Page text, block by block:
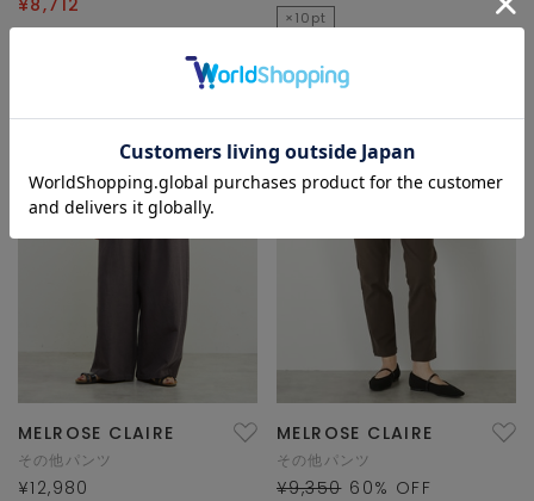
¥8,712
×10pt
MELROSE CLAIRE
その他パンツ
¥12,980
MELROSE CLAIRE
その他パンツ
¥9,350 60% OFF